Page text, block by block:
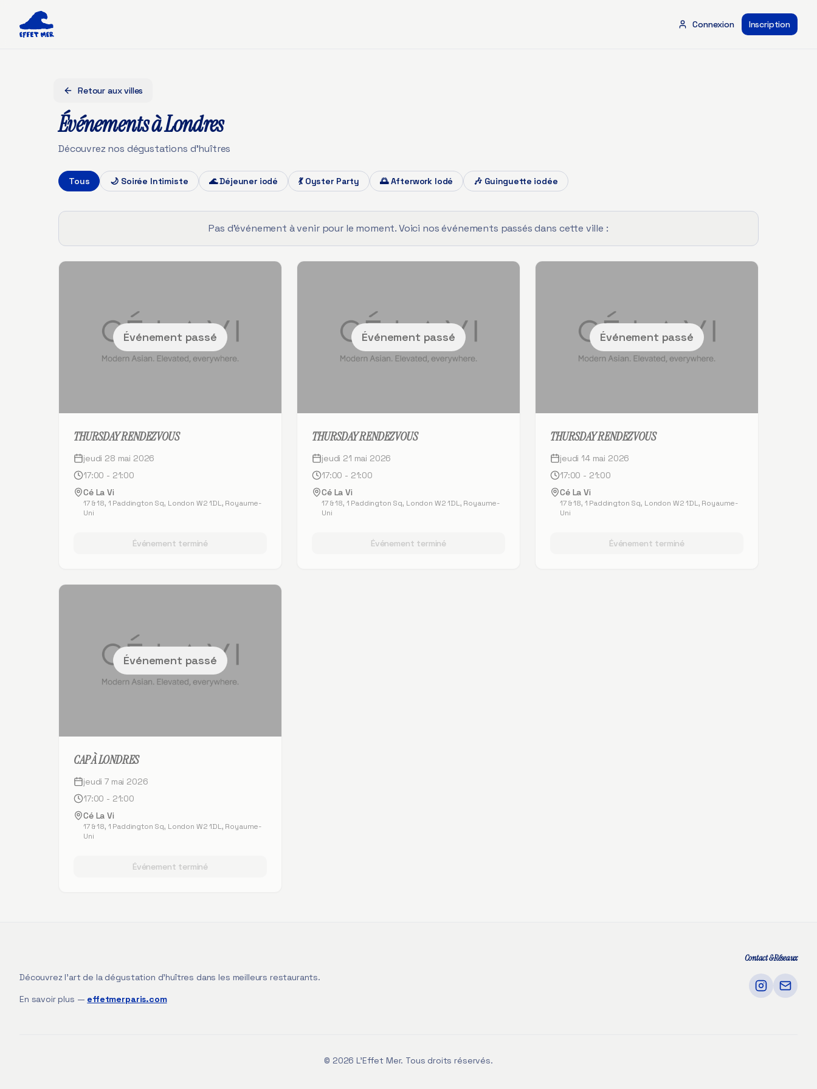
Connexion Inscription
Retour aux villes
Événements àLondres
Découvrez nos dégustations d'huîtres
Tous 🌙 Soirée Intimiste 🌊 Déjeuner iodé 💃 Oyster Party 🌅 Afterwork Iodé 🎶 Guinguette iodée
Pas d'événement à venir pour le moment. Voici nos événements passés dans cette ville :
Événement passé
THURSDAY RENDEZVOUS
jeudi 28 mai 2026
17:00 - 21:00
Cé La Vi
17 & 18, 1 Paddington Sq, London W2 1DL, Royaume-
Uni
Événement terminé
Événement passé
THURSDAY RENDEZVOUS
jeudi 21 mai 2026
17:00 - 21:00
Cé La Vi
17 & 18, 1 Paddington Sq, London W2 1DL, Royaume-
Uni
Événement terminé
Événement passé
THURSDAY RENDEZVOUS
jeudi 14 mai 2026
17:00 - 21:00
Cé La Vi
17 & 18, 1 Paddington Sq, London W2 1DL, Royaume-
Uni
Événement terminé
Événement passé
CAP À LONDRES
jeudi 7 mai 2026
17:00 - 21:00
Cé La Vi
17 & 18, 1 Paddington Sq, London W2 1DL, Royaume-
Uni
Événement terminé
Découvrez l'art de la dégustation d'huîtres dans les meilleurs restaurants.
En savoir plus — effetmerparis.com
Contact & Réseaux
© 2026 L'Effet Mer. Tous droits réservés.